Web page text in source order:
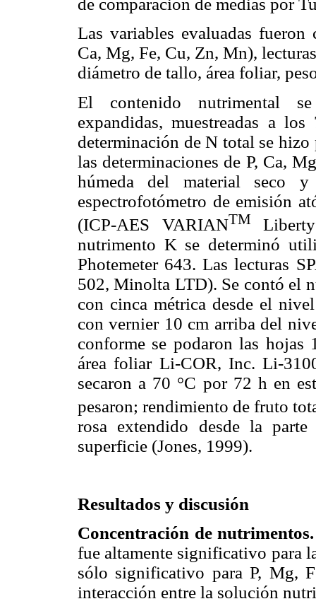
de comparación de medias por
Las variables evaluadas
Ca, Mg, Fe, Cu, Zn, Mn),
diámetro de tallo, área foliar,
El contenido nutrimental
expandidas, muestreadas a
determinación de N total se
las determinaciones de P, Ca,
húmeda del material seco
espectrofotómetro de emisión
(ICP-AES VARIANTM
nutrimento K se determinó
Photemeter 643. Las lecturas
502, Minolta LTD). Se contó el
con cinca métrica desde el
con vernier 10 cm arriba del
conforme se podaron las
área foliar Li-COR, Inc. Li-
secaron a 70 °C por 72 h en
pesaron; rendimiento de fruto
rosa extendido desde la
superficie (Jones, 1999).
Resultados y discusión
Concentración de nutrimentos.
fue altamente significativo para
sólo significativo para P, Mg,
interacción entre la solución